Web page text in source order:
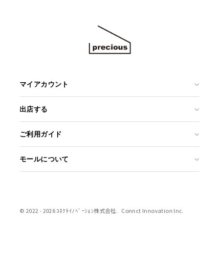
マイアカウント
出店する
ご利用ガイド
モールについて
© 2022 - 2026 ｺﾈｸﾄｲﾉﾍﾞｰｼｮﾝ株式会社. Connct Innovation Inc.